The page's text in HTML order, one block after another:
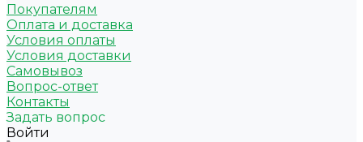
Покупателям
Оплата и доставка
Условия оплаты
Условия доставки
Самовывоз
Вопрос-ответ
Контакты
Задать вопрос
Войти